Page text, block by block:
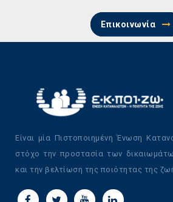
Επικοινωνία
Είναι μία Πιστοποιημένη Ένωση
στόχο την προστασία των
και την βελτίωση της ποιότητας της